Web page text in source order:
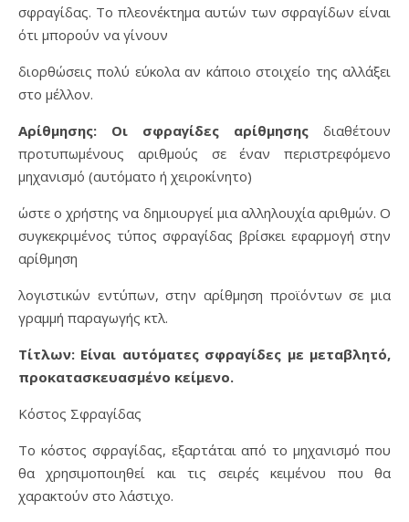
σφραγίδας. Το πλεονέκτημα αυτών των σφραγίδων είναι
ότι μπορούν να γίνουν
διορθώσεις πολύ εύκολα αν κάποιο στοιχείο της αλλάξει
στο μέλλον.
Αρίθμησης: Οι σφραγίδες αρίθμησης διαθέτουν
προτυπωμένους αριθμούς σε έναν περιστρεφόμενο
μηχανισμό (αυτόματο ή χειροκίνητο)
ώστε ο χρήστης να δημιουργεί μια αλληλουχία αριθμών. Ο
συγκεκριμένος τύπος σφραγίδας βρίσκει εφαρμογή στην
αρίθμηση
λογιστικών εντύπων, στην αρίθμηση προϊόντων σε μια
γραμμή παραγωγής κτλ.
Τίτλων: Είναι αυτόματες σφραγίδες με μεταβλητό,
προκατασκευασμένο κείμενο.
Κόστος Σφραγίδας
Το κόστος σφραγίδας, εξαρτάται από το μηχανισμό που
θα χρησιμοποιηθεί και τις σειρές κειμένου που θα
χαρακτούν στο λάστιχο.